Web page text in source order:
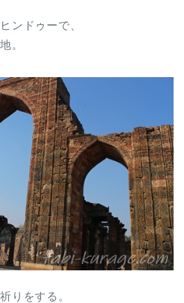
ンドゥーで、
。
りをする。